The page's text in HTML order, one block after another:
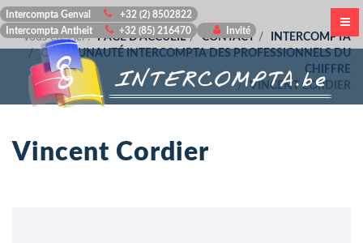
Intercompta Genval
+32 (2) 8502822
Intercompta Antheit
+32 (85) 216470 Invité
Vous êtes ici :PAGE D'ACCUEIL CONTACT
INTERCOMPTA
COMMUNAUTÉ INTERCOMPTA DES PROFESSIONNELS DU
CHIFFRE
VINCENT CORDIER
Vincent Cordier